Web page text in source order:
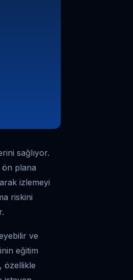
sağlıyor.
ön plana
izlemeyi
riskini
ve
eğitim
özellikle